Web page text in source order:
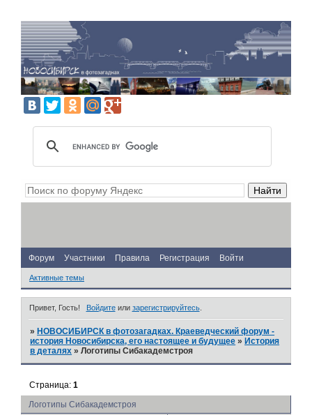
Форум Участники Правила Регистрация Войти
Активные темы
Привет, Гость! Войдитеили зарегистрируйтесь.
» НОВОСИБИРСК в фотозагадках. Краеведческий форум -
история Новосибирска, его настоящее и будущее » История
в деталях »Логотипы Сибакадемстроя
Логотипы Сибакадемстроя
Страница:1